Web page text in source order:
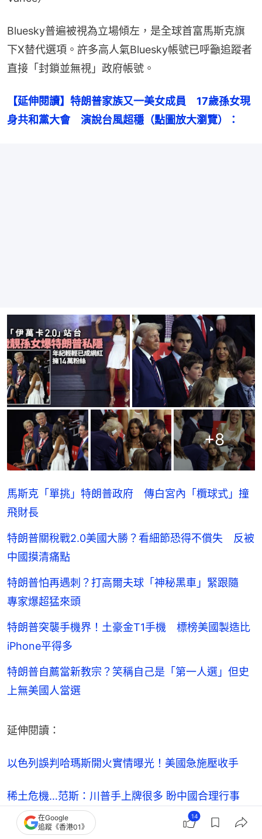
Bluesky普遍被視為立場傾左，是全球首富馬斯克旗
下X替代選項。許多高人氣Bluesky帳號已呼籲追蹤者
直接「封鎖並無視」政府帳號。
【延伸閱讀】特朗普家族又一美女成員　17歲孫女現
身共和黨大會　演說台風超穩（點圖放大瀏覽）：
+8
馬斯克「單挑」特朗普政府 傳白宮內「欖球式」撞
飛財長
特朗普關稅戰2.0美國大勝？看細節恐得不償失 反被
中國摸清痛點
特朗普怕再遇刺？打高爾夫球「神秘黑車」緊跟隨
專家爆超猛來頭
特朗普突襲手機界！土豪金T1手機 標榜美國製造比
iPhone平得多
特朗普自薦當新教宗？笑稱自己是「第一人選」但史
上無美國人當選
延伸閱讀：
以色列誤判哈瑪斯開火實情曝光！美國急施壓收手
稀土危機…范斯：川普手上牌很多 盼中國合理行事
【本文獲「聯合新聞網 」授權轉載。】
在Google
追蹤《香港01》
14